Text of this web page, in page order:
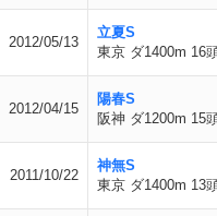
2012/05/13
立夏S
東京 ダ1400m 16
2012/04/15
陽春S
阪神 ダ1200m 15
2011/10/22
神無S
東京 ダ1400m 13